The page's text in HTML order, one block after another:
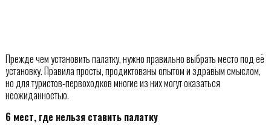
Прежде чем установить палатку, нужно правильно выбрать место под её
установку. Правила просты, продиктованы опытом и здравым смыслом,
но для туристов-первоходков многие из них могут оказаться
неожиданностью.
6 мест, где нельзя ставить палатку